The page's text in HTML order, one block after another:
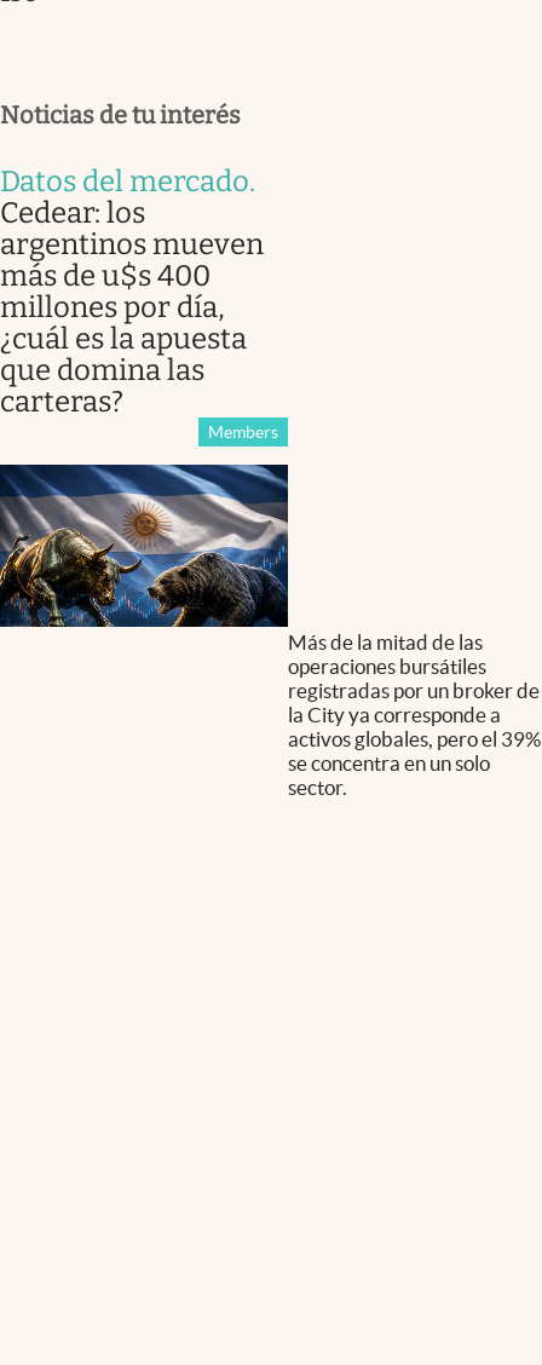
Noticias de tu interés
Datos del mercado.
Cedear: los
argentinos mueven
más de u$s 400
millones por día,
¿cuál es la apuesta
que domina las
carteras?
Members
Más de la mitad de las
operaciones bursátiles
registradas por un broker de
la City ya corresponde a
activos globales, pero el 39%
se concentra en un solo
sector.